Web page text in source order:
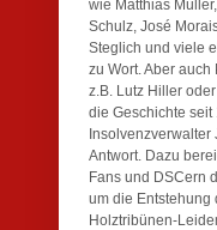
wie Matthias
Schulz, José
Steglich und viele
zu Wort. Aber
z.B. Lutz Hiller
die Geschichte seit
Insolvenzverwalter
Antwort. Dazu
Fans und DSCern
um die Entstehung
Holztribünen-